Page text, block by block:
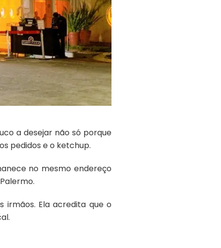
a desejar não só porque
pedidos e o ketchup.
no mesmo endereço
irmãos. Ela acredita que o